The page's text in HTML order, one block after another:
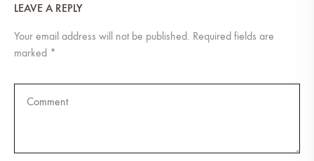
LEAVE A REPLY
Your email address will not be published. Required fields are
marked *